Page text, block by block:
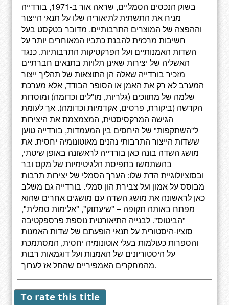
בשוק הנכסים הסמליים, שראה אור ב-1971, בורדייה
מניח את התשתית לתיאוריה שלו על תנאי הייצור
וההפצה של המוצרים התרבותיים. מדובר בטקסט בעל
חשיבות מרכזית להבנת כתביו המאוחרים יותר על
השדות האמנותיים ועל הפרקטיקות התרבותיות. כנגד
האשליה של יצירות שאינן תלויות בתנאים חברתיים
מזכיר בורדייה שאלה הן התוצאות של תהליך ייצור
המערב לא רק את האמן או הסופר הבודד, אלא מערכת
שלמה של מתווכים (גלריות, מו"לים וכדומה) ומוסדות
הקדשה (ביקורת, פרסים, אקדמיות וכדומה). אך לעומת
הגישה המרקסיסטית, המצמצמת את היצירות
ל"השתקפות" של היחסים בין המעמדות, בורדייה טוען
ששדות הייצור התרבותי נהנים מאוטונומיה יחסית. את
מושג השדה בונה כאן בורדייה לראשונה באופן שיטתי,
בהשתמשו בתפיסת הלגיטימיות של מקס ובר
ובסוציולוגיית הדת שלו: הערך הסמלי של יצירות תרבות
מבוסס על אמון ועל צבירת הון סמלי. בורדייה גם משלב
כאן לראשונה את מושג השדה עם מושגים אחרים שהוא
מפתח באותה תקופה – "שיעתוק", "אלימות סמלית",
"הביטוס". לבנייה התיאורטית נוספת פרספקטיבה
סוציו-היסטורית על תנאי הופעתם של שדות האמנות
והספרות כעולמות בעלי אוטונומיה יחסית, המסתמכת
על היסטוריונים של האמנות ועל דוגמאות רבות
מהמחקרים האמפיריים שהחל אז לערוך.
To rate this title